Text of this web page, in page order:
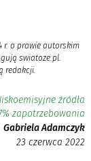
r. o prawie autorskim
swiatoze.pl.
redakcji.
źródła
zapotrzebowania
Gabriela Adamczyk
23 czerwca 2022